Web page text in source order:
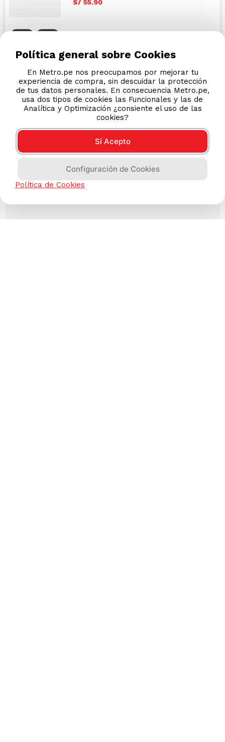
S/ 55.90
Política general sobre Cookies
En Metro.pe nos preocupamos por mejorar tu
experiencia de compra, sin descuidar la protección
de tus datos personales. En consecuencia Metro.pe,
usa dos tipos de cookies las Funcionales y las de
Analítica y Optimización ¿consiente el uso de las
cookies?
Sí Acepto
Configuración de Cookies
Política de Cookies